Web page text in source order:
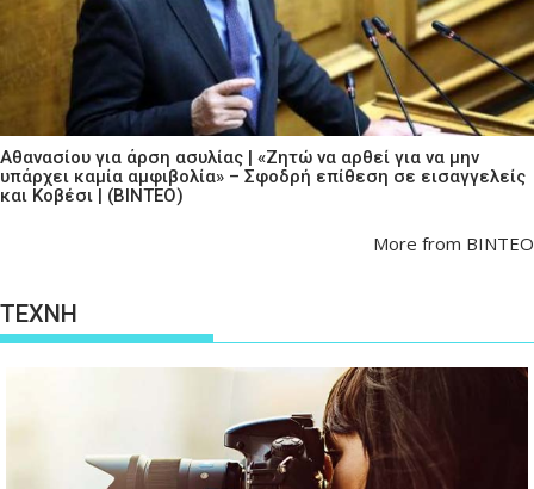
Αθανασίου για άρση ασυλίας | «Ζητώ να αρθεί για να μην
υπάρχει καμία αμφιβολία» – Σφοδρή επίθεση σε εισαγγελείς
και Κοβέσι | (ΒΙΝΤΕΟ)
More from ΒΙΝΤΕΟ
ΤΕΧΝΗ